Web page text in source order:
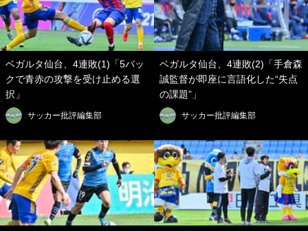
ベガルタ仙台、4連敗(1)「5バッ
クで青赤の攻撃を受け止める選
択」
サッカー批評編集部
ベガルタ仙台、4連敗(2)「手倉森
誠監督が即座に言語化した“失点
の課題”」
サッカー批評編集部